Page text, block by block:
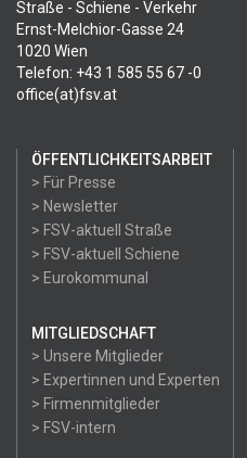
Straße - Schiene - Verkehr
Ernst-Melchior-Gasse 24
1020 Wien
Telefon: +43 1 585 55 67 -0
office(at)fsv.at
ÖFFENTLICHKEITSARBEIT
> Für Presse
> Newsletter
> FSV-aktuell Straße
> FSV-aktuell Schiene
> Eurokommunal
MITGLIEDSCHAFT
> Unsere Mitglieder
> Expertinnen und Experten
> Firmenmitglieder
> FSV-intern